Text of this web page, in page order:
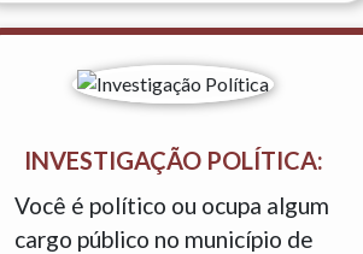
INVESTIGAÇÃO POLÍTICA:
Você é político ou ocupa algum
cargo público no município de